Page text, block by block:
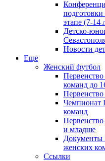
этапе (7-14
Детско-
Новости
Еще
Женский футбол
команд до
Чемпионат
команд
и младше
Документы
женских
Ссылки